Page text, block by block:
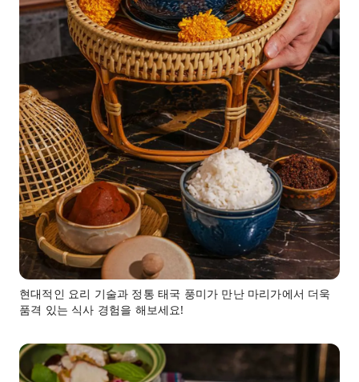
현대적인 요리 기술과 정통 태국 풍미가 만난 마리가에서 더욱
품격 있는 식사 경험을 해보세요!